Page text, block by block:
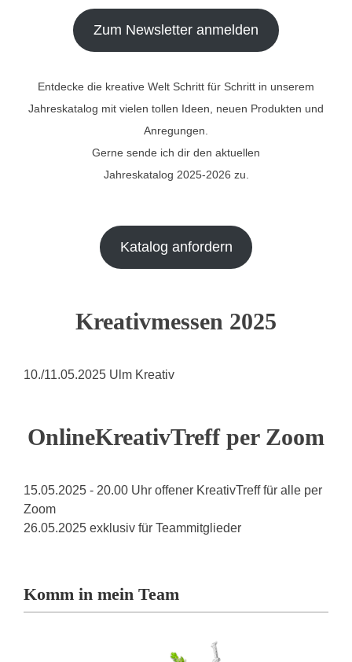
Zum Newsletter anmelden
Entdecke die kreative Welt Schritt für Schritt in unserem
Jahreskatalog mit vielen tollen Ideen, neuen Produkten und
Anregungen.
Gerne sende ich dir den aktuellen
Jahreskatalog 2025-2026 zu.
Katalog anfordern
Kreativmessen 2025
10./11.05.2025 Ulm Kreativ
OnlineKreativTreff per Zoom
15.05.2025 - 20.00 Uhr offener KreativTreff für alle per
Zoom
26.05.2025 exklusiv für Teammitglieder
Komm in mein Team